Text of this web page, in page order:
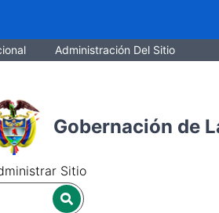
Administración Del Sitio
Gobernación de
Sitio